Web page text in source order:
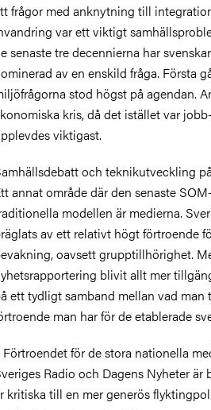
frågor med anknytning till
var ett viktigt
senaste tre decennierna har
av en enskild fråga. Första
stod högst på agendan.
kris, då det istället var
viktigast.
och teknikutveckling
annat område där den senaste
modellen är medierna.
av ett relativt högt förtroende
oavsett grupptillhörighet.
blivit allt mer
ett tydligt samband mellan vad
man har för de etablerade
Förtroendet för de stora nationella
Radio och Dagens Nyheter
kritiska till en mer generös